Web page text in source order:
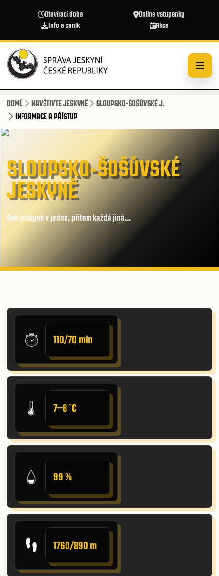
Otevírací doba
Online vstupenky
Info a ceník
Akce
DOMŮ NAVŠTIVTE JESKYNĚ
SLOUPSKO-ŠOŠŮVSKÉ J.
INFORMACE A PŘÍSTUP
SLOUPSKO-ŠOŠŮVSKÉ
JESKYNĚ
Dvě jeskyně v jedné, přitom každá jiná...
110/70 min
7–8 ˚C
99 %
1760/890 m